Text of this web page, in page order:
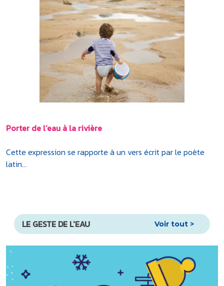
Porter de l’eau à la rivière
Cette expression se rapporte à un vers écrit par le poète
latin...
LE GESTE DE L'EAU Voir tout >